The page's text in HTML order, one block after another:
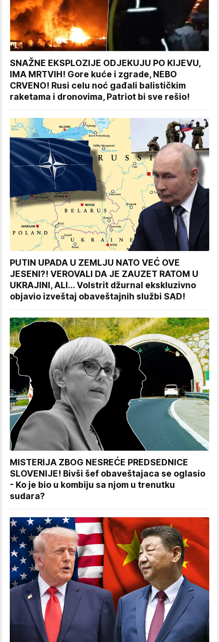
SNAŽNE EKSPLOZIJE ODJEKUJU PO KIJEVU,
IMA MRTVIH! Gore kuće i zgrade, NEBO
CRVENO! Rusi celu noć gađali balističkim
raketama i dronovima, Patriot bi sve rešio!
PUTIN UPADA U ZEMLJU NATO VEĆ OVE
JESENI?! VEROVALI DA JE ZAUZET RATOM U
UKRAJINI, ALI... Volstrit džurnal ekskluzivno
objavio izveštaj obaveštajnih službi SAD!
MISTERIJA ZBOG NESREĆE PREDSEDNICE
SLOVENIJE! Bivši šef obaveštajaca se oglasio
- Ko je bio u kombiju sa njom u trenutku
sudara?